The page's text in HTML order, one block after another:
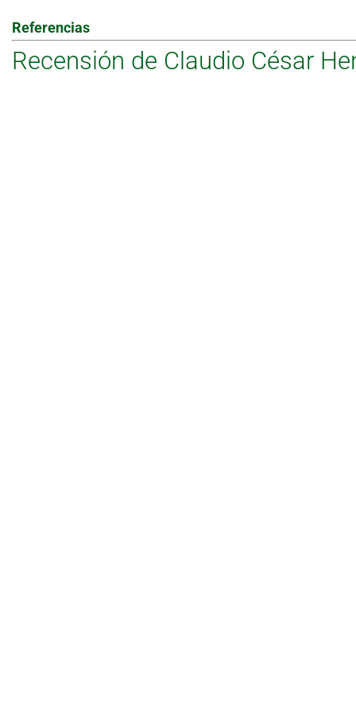
Referencias
Recensión de Claudio César